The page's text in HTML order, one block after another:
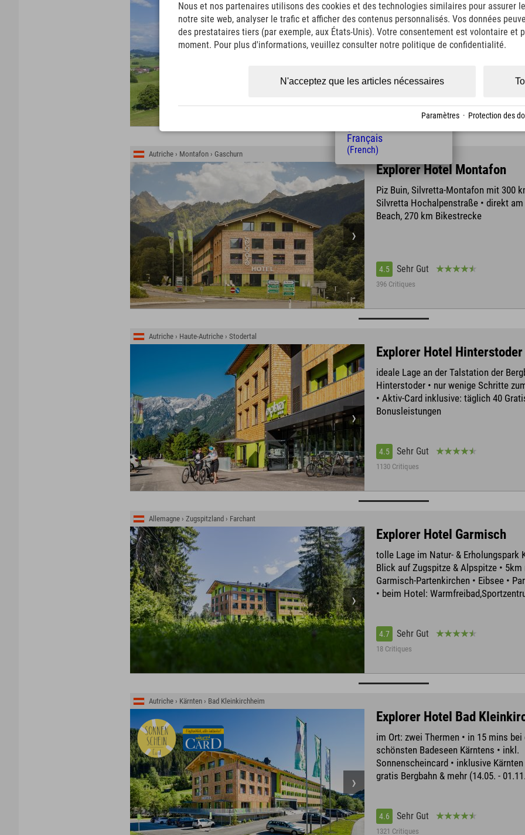
An der Alpspitzbahn in Nesselwang
Sommerrodeln & Alpspitzkick • nur
Königsschlössern • Pisten,
& täglich Nachtskifahren direkt am
4.4 Sehr Gut
Autriche › Montafon › Gaschurn
Explorer Hotel Montafon
Piz Buin, Silvretta-Montafon mit 300
Silvretta Hochalpenstraße • direkt
Beach, 270 km Bikestrecke
4.5 Sehr Gut
396 Critiques
Autriche › Haute-Autriche › Stodertal
Explorer Hotel Hinterstoder
ideale Lage an der Talstation der
Hinterstoder • nur wenige Schritte
• Aktiv-Card inklusive: täglich 40
Bonusleistungen
4.5 Sehr Gut
1130 Critiques
Allemagne › Zugspitzland › Farchant
Explorer Hotel Garmisch
tolle Lage im Natur- & Erholungspark
Blick auf Zugspitze & Alpspitze • 5km
Garmisch-Partenkirchen • Eibsee •
• beim Hotel:
4.7 Sehr Gut
18 Critiques
Autriche › Kärnten › Bad Kleinkirchheim
Explorer Hotel Bad
im Ort: zwei Thermen • in 15 mins bei
schönsten Badeseen Kärntens • inkl.
Sonnenscheincard • inklusive
gratis Bergbahn & mehr (14.05. -
4.6 Sehr Gut
1321 Critiques
Nous et nos partenaires utilisons des cookies et des technologies similaires pour assurer
notre site web, analyser le trafic et afficher des contenus personnalisés. Vos données
des prestataires tiers (par exemple, aux États-Unis). Votre consentement est volontaire et
moment. Pour plus d'informations, veuillez consulter notre politique de confidentialité.
N'acceptez que les articles nécessaires
Paramètres · Protection des
(English)
Italiano
(Italian)
Čeština
(Polish)
(Hungarian)
Français
(French)